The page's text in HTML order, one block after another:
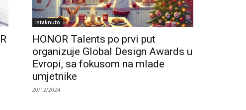
Istaknuto
HONOR Talents po prvi put
organizuje Global Design Awards u
Evropi, sa fokusom na mlade
umjetnike
20/12/2024